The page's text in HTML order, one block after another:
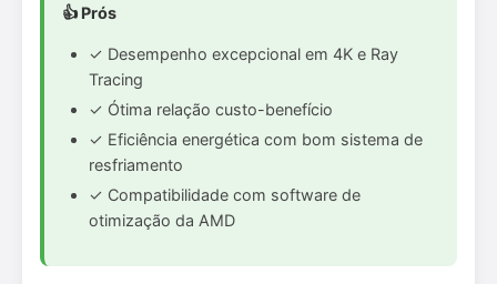
👍 Prós
✓ Desempenho excepcional em 4K e Ray
Tracing
✓ Ótima relação custo-benefício
✓ Eficiência energética com bom sistema de
resfriamento
✓ Compatibilidade com software de
otimização da AMD